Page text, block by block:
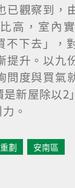
已觀察到，
高，室內
不下去」，
升。以九
問度與買氣
新屋除以2
。
劃 安南區